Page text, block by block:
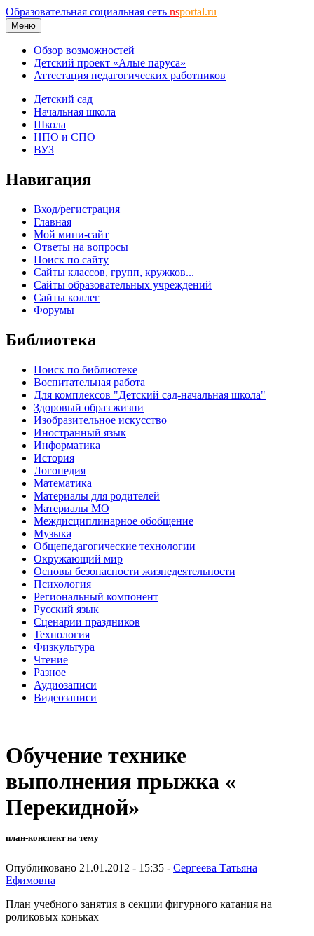
Образовательная социальная сеть nsportal.ru
Меню
Обзор возможностей
Детский проект «Алые паруса»
Аттестация педагогических работников
Детский сад
Начальная школа
Школа
НПО и СПО
ВУЗ
Навигация
Вход/регистрация
Главная
Мой мини-сайт
Ответы на вопросы
Поиск по сайту
Сайты классов, групп, кружков...
Сайты образовательных учреждений
Сайты коллег
Форумы
Библиотека
Поиск по библиотеке
Воспитательная работа
Для комплексов "Детский сад-начальная школа"
Здоровый образ жизни
Изобразительное искусство
Иностранный язык
Информатика
История
Логопедия
Математика
Материалы для родителей
Материалы МО
Междисциплинарное обобщение
Музыка
Общепедагогические технологии
Окружающий мир
Основы безопасности жизнедеятельности
Психология
Региональный компонент
Русский язык
Сценарии праздников
Технология
Физкультура
Чтение
Разное
Аудиозаписи
Видеозаписи
Обучение технике
выполнения прыжка «
Перекидной»
план-конспект на тему
Опубликовано 21.01.2012 - 15:35 - Сергеева Татьяна
Ефимовна
План учебного занятия в секции фигурного катания на
роликовых коньках